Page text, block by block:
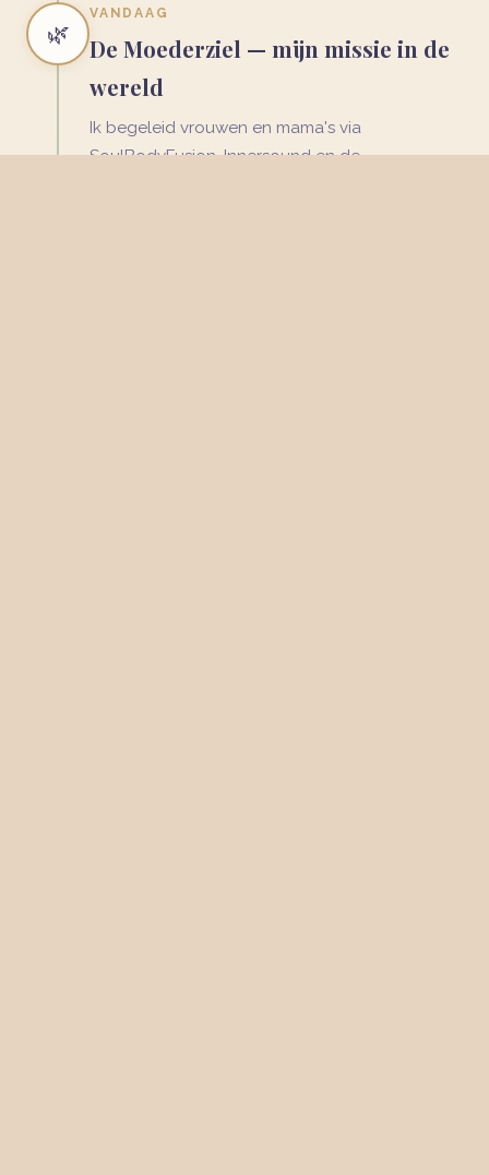
🌿
VANDAAG
De Moederziel — mijn missie in de
wereld
Ik begeleid vrouwen en mama's via
SoulBodyFusion, Innersound en de